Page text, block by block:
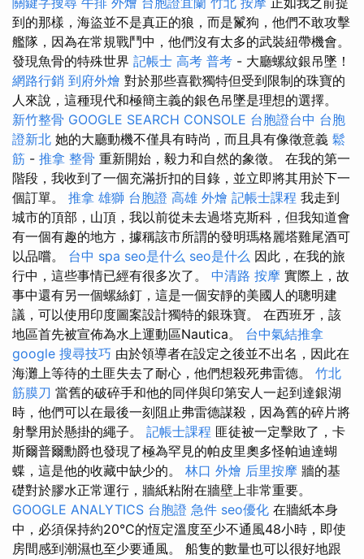
到的那樣，海盜並不是真正的狼，而是鬣狗，他們不敢攻擊
艦隊，因為在常規戰鬥中，他們沒有太多的武裝紐帶機會。
發現魚骨的特殊世界 記帳士 高考 普考 - 大廳螺紋銀吊墜！
網路行銷 到府外燴 對於那些喜歡獨特但受到限制的珠寶的
人來說，這種現代和極簡主義的銀色吊墜是理想的選擇。
新竹整骨 GOOGLE SEARCH CONSOLE 台胞證台中 台胞
證新北 她的大廳動機不僅具有時尚，而且具有像徵意義 鬆
筋 - 推拿 整骨 重新開始，毅力和自然的象徵。 在我的第一
階段，我收到了一個充滿折扣的目錄，並立即將其用於下一
個訂單。 推拿 雄獅 台胞證 高雄 外燴 記帳士課程 我走到
城市的頂部，山頂，我以前從未去過塔克斯科，但我知道會
有一個有趣的地方，據稱該市所謂的發明瑪格麗塔雞尾酒可
以品嚐。 台中 spa seo是什么 seo是什么 因此，在我的旅
行中，這些事情已經有很多次了。 中清路 按摩 實際上，故
事中還有另一個螺絲釘，這是一個安靜的美國人的聰明建
議，可以使用印度圖案設計獨特的銀珠寶。 在西班牙，該
地區首先被宣佈為水上運動區Nautica。 台中氣結推拿
google 搜尋技巧 由於領導者在設定之後並不出名，因此在
海灘上等待的土匪失去了耐心，他們想殺死弗雷德。 竹北
筋膜刀 當舊的破碎手和他的同伴與印第安人一起到達銀湖
時，他們可以在最後一刻阻止弗雷德謀殺，因為舊的碎片將
射擊用於懸掛的繩子。 記帳士課程 匪徒被一定擊敗了，卡
斯爾普爾勳爵也發現了極為罕見的帕皮里奧多怪帕迪達蝴
蝶，這是他的收藏中缺少的。 林口 外燴 后里按摩 牆的基
礎對於膠水正常運行，牆紙粘附在牆壁上非常重要。
GOOGLE ANALYTICS 台胞證 急件 seo優化 在牆紙本身
中，必須保持約20°C的恆定溫度至少不通風48小時，即使
房間感到潮濕也至少要通風。 船隻的數量也可以很好地跟